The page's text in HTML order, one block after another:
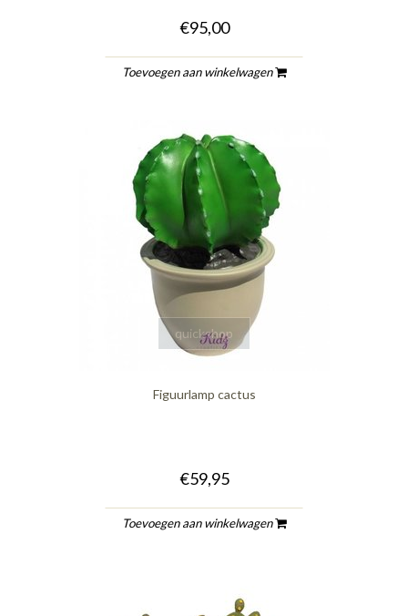
€95,00
Toevoegen aan winkelwagen
quickshop
Figuurlamp cactus
€59,95
Toevoegen aan winkelwagen